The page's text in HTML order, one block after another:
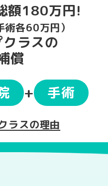
額180万円!
術各60万円）
ラスの
償
+ 手術
ラスの理由